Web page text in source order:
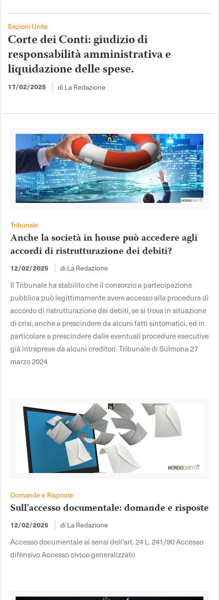
Sezioni Unite
Corte dei Conti: giudizio di
responsabilità amministrativa e
liquidazione delle spese.
17/02/2025 di La Redazione
Tribunale
Anche la società in house può accedere agli
accordi di ristrutturazione dei debiti?
12/02/2025 di La Redazione
Il Tribunale ha stabilito che il consorzio a partecipazione
pubblica può legittimamente avere accesso alla procedura di
accordo di ristrutturazione dei debiti, se si trova in situazione
di crisi, anche a prescindere da alcuni fatti sintomatici, ed in
particolare a prescindere dalle eventuali procedure esecutive
già intraprese da alcuni creditori. Tribunale di Sulmona 27
marzo 2024
Domande e Risposte
Sull'accesso documentale: domande e risposte
12/02/2025 di La Redazione
Accesso documentale ai sensi dell'art. 24 L. 241/90 Accesso
difensivo Accesso civico generalizzato